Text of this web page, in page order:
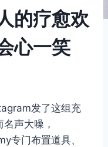
的疗愈欢
心一笑
发了这组充
声大噪，
专门布置道具、